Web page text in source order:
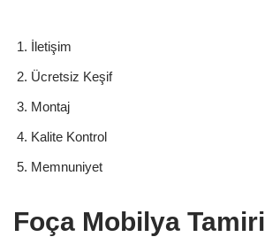
İletişim
Ücretsiz Keşif
Montaj
Kalite Kontrol
Memnuniyet
Foça Mobilya Tamiri